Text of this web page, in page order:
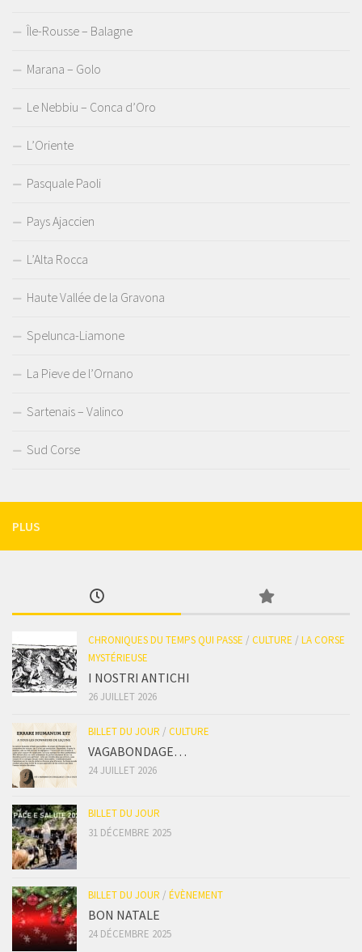
Île-Rousse – Balagne
Marana – Golo
Le Nebbiu – Conca d’Oro
L’Oriente
Pasquale Paoli
Pays Ajaccien
L’Alta Rocca
Haute Vallée de la Gravona
Spelunca-Liamone
La Pieve de l’Ornano
Sartenais – Valinco
Sud Corse
PLUS
CHRONIQUES DU TEMPS QUI PASSE / CULTURE / LA CORSE
MYSTÉRIEUSE
I NOSTRI ANTICHI
26 JUILLET 2026
BILLET DU JOUR / CULTURE
VAGABONDAGE…
24 JUILLET 2026
BILLET DU JOUR
31 DÉCEMBRE 2025
BILLET DU JOUR / ÉVÈNEMENT
BON NATALE
24 DÉCEMBRE 2025